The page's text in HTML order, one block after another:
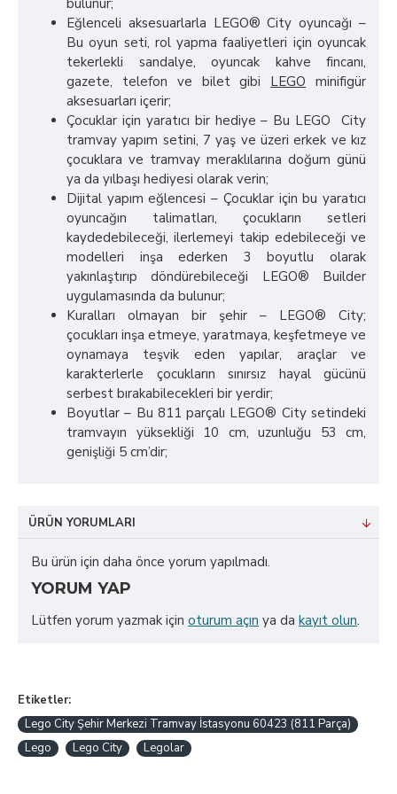
bulunur;
Eğlenceli aksesuarlarla LEGO® City oyuncağı –
Bu oyun seti, rol yapma faaliyetleri için oyuncak
tekerlekli sandalye, oyuncak kahve fincanı,
gazete, telefon ve bilet gibi LEGO minifigür
aksesuarları içerir;
Çocuklar için yaratıcı bir hediye – Bu LEGO City
tramvay yapım setini, 7 yaş ve üzeri erkek ve kız
çocuklara ve tramvay meraklılarına doğum günü
ya da yılbaşı hediyesi olarak verin;
Dijital yapım eğlencesi – Çocuklar için bu yaratıcı
oyuncağın talimatları, çocukların setleri
kaydedebileceği, ilerlemeyi takip edebileceği ve
modelleri inşa ederken 3 boyutlu olarak
yakınlaştırıp döndürebileceği LEGO® Builder
uygulamasında da bulunur;
Kuralları olmayan bir şehir – LEGO® City;
çocukları inşa etmeye, yaratmaya, keşfetmeye ve
oynamaya teşvik eden yapılar, araçlar ve
karakterlerle çocukların sınırsız hayal gücünü
serbest bırakabilecekleri bir yerdir;
Boyutlar – Bu 811 parçalı LEGO® City setindeki
tramvayın yüksekliği 10 cm, uzunluğu 53 cm,
genişliği 5 cm’dir;
ÜRÜN YORUMLARI
Bu ürün için daha önce yorum yapılmadı.
YORUM YAP
Lütfen yorum yazmak için oturum açın ya da kayıt olun.
Etiketler:
Lego City Şehir Merkezi Tramvay İstasyonu 60423 (811 Parça)
Lego
Lego City Legolar